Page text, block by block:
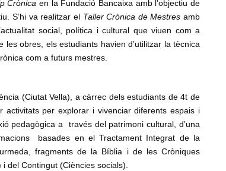
Crònicaen la Fundació Bancaixa amb l’objectiu de
S’hi va realitzar el TallerCrònica deMestres amb
social, política i cultural que viuen com a
les obres, els estudiants havien d’utilitzar la tècnica
com a futurs mestres.
(Ciutat Vella), a càrrec dels estudiants de 4t de
activitats per explorar i vivenciar diferents espais i
pedagògica a través del patrimoni cultural, d’una
basades en el Tractament Integrat de la
fragments de la Bíblia i de les Cròniques
del Contingut (Ciències socials).